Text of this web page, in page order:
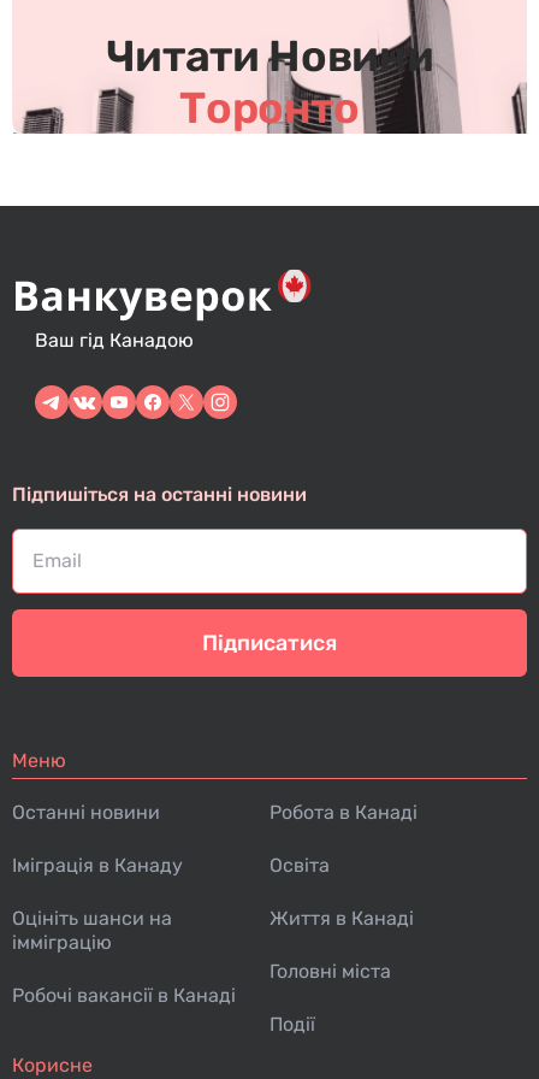
Читати Новини
Торонто
Ваш гід Канадою
Підпишіться на останні новини
Підписатися
Меню
Останні новини
Іміграція в Канаду
Оцініть шанси на
імміграцію
Робочі вакансії в Канаді
Робота в Канаді
Освіта
Життя в Канаді
Головні міста
Події
Корисне